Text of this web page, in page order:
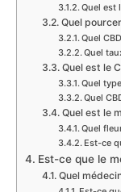
Quel est
Quel
Quel
Quel
Quel est le
Quel
Quel
Quel est le
Quel
Est-ce
Est-ce que le
Quel